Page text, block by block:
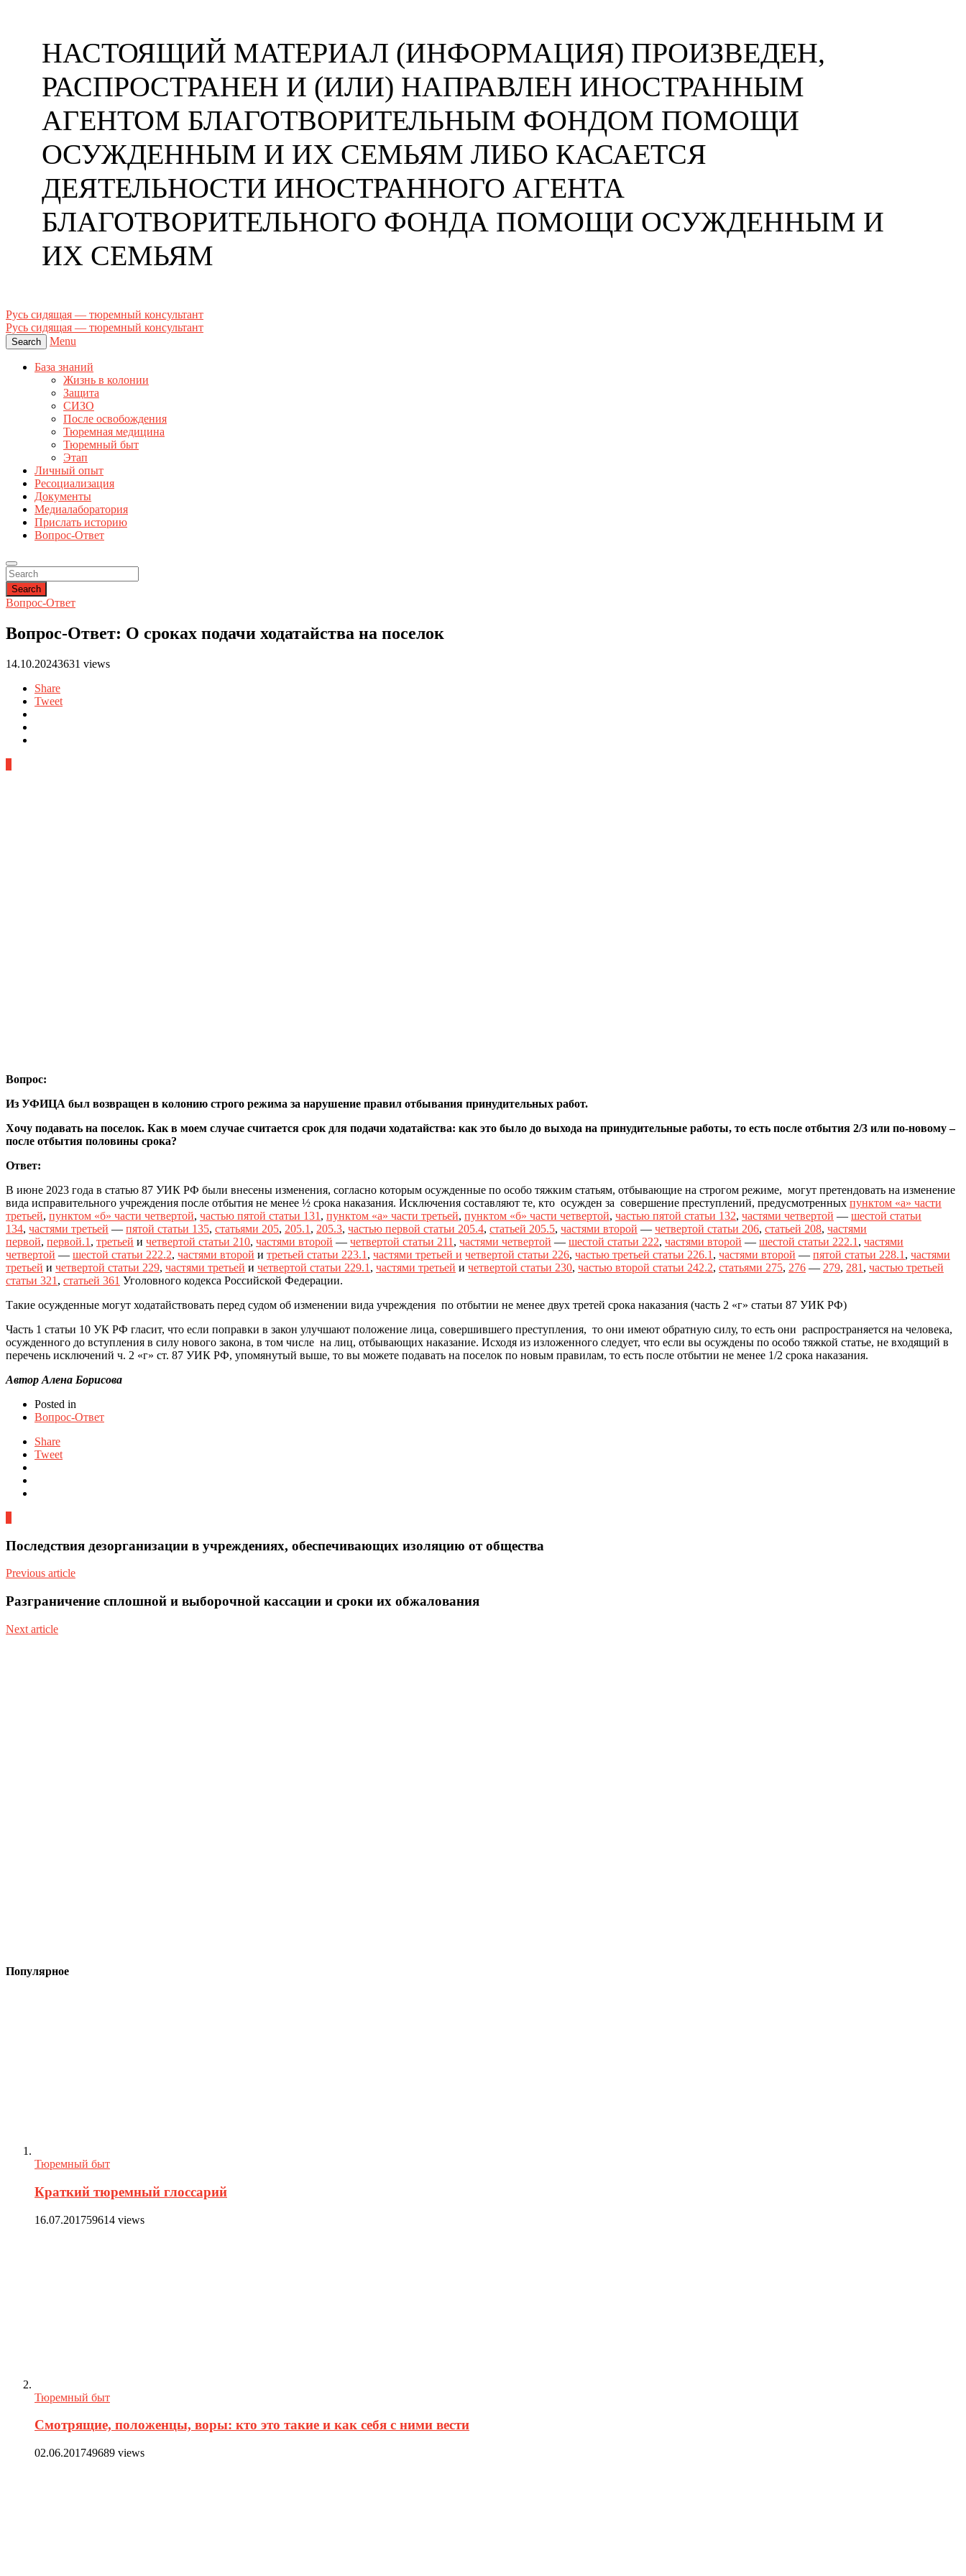
НАСТОЯЩИЙ МАТЕРИАЛ (ИНФОРМАЦИЯ) ПРОИЗВЕДЕН,
РАСПРОСТРАНЕН И (ИЛИ) НАПРАВЛЕН ИНОСТРАННЫМ
АГЕНТОМ БЛАГОТВОРИТЕЛЬНЫМ ФОНДОМ ПОМОЩИ
ОСУЖДЕННЫМ И ИХ СЕМЬЯМ ЛИБО КАСАЕТСЯ
ДЕЯТЕЛЬНОСТИ ИНОСТРАННОГО АГЕНТА
БЛАГОТВОРИТЕЛЬНОГО ФОНДА ПОМОЩИ ОСУЖДЕННЫМ И
ИХ СЕМЬЯМ
Русь сидящая — тюремный консультант
Русь сидящая — тюремный консультант
Search Menu
База знаний
Жизнь в колонии
Защита
СИЗО
После освобождения
Тюремная медицина
Тюремный быт
Этап
Личный опыт
Ресоциализация
Документы
Медиалаборатория
Прислать историю
Вопрос-Ответ
Search
Вопрос-Ответ
Вопрос-Ответ: О сроках подачи ходатайства на поселок
14.10.20243631 views
Share
Tweet
Вопрос:
Из УФИЦА был возвращен в колонию строго режима за нарушение правил отбывания принудительных работ.
Хочу подавать на поселок. Как в моем случае считается срок для подачи ходатайства: как это было до выхода на принудительные работы, то есть после отбытия 2/3 или по-новому –
после отбытия половины срока?
Ответ:
В июне 2023 года в статью 87 УИК РФ были внесены изменения, согласно которым осужденные по особо тяжким статьям, отбывающие на строгом режиме, могут претендовать на изменение
вида исправительного учреждения после отбытия не менее ½ срока наказания. Исключения составляют те, кто осужден за совершение преступлений, предусмотренных пунктом «а» части
третьей, пунктом «б» части четвертой, частью пятой статьи 131 , пунктом «а» части третьей, пунктом «б» части четвертой, частью пятой статьи 132, частями четвертой — шестой статьи
134, частями третьей — пятой статьи 135, статьями 205, 205.1 , 205.3, частью первой статьи 205.4, статьей 205.5, частями второй — четвертой статьи 206, статьей 208, частями
первой, первой.1 , третьей и четвертой статьи 210, частями второй — четвертой статьи 211 , частями четвертой — шестой статьи 222, частями второй — шестой статьи 222.1 , частями
четвертой — шестой статьи 222.2, частями второй и третьей статьи 223.1 , частями третьей и четвертой статьи 226, частью третьей статьи 226.1 , частями второй — пятой статьи 228.1 , частями
третьей и четвертой статьи 229, частями третьей и четвертой статьи 229.1 , частями третьей и четвертой статьи 230, частью второй статьи 242.2, статьями 275, 276 — 279, 281 , частью третьей
статьи 321 , статьей 361 Уголовного кодекса Российской Федерации.
Такие осужденные могут ходатайствовать перед судом об изменении вида учреждения по отбытии не менее двух третей срока наказания (часть 2 «г» статьи 87 УИК РФ)
Часть 1 статьи 10 УК РФ гласит, что если поправки в закон улучшают положение лица, совершившего преступления, то они имеют обратную силу, то есть они распространяется на человека,
осужденного до вступления в силу нового закона, в том числе на лиц, отбывающих наказание. Исходя из изложенного следует, что если вы осуждены по особо тяжкой статье, не входящий в
перечень исключений ч. 2 «г» ст. 87 УИК РФ, упомянутый выше, то вы можете подавать на поселок по новым правилам, то есть после отбытии не менее 1/2 срока наказания.
Автор Алена Борисова
Posted in
Вопрос-Ответ
Share
Tweet
Последствия дезорганизации в учреждениях, обеспечивающих изоляцию от общества
Previous article
Разграничение сплошной и выборочной кассации и сроки их обжалования
Next article
Популярное
Тюремный быт
Краткий тюремный глоссарий
16.07.201759614 views
Тюремный быт
Смотрящие, положенцы, воры: кто это такие и как себя с ними вести
02.06.201749689 views